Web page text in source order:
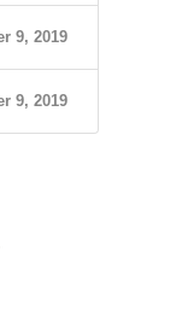
9, 2019
9, 2019